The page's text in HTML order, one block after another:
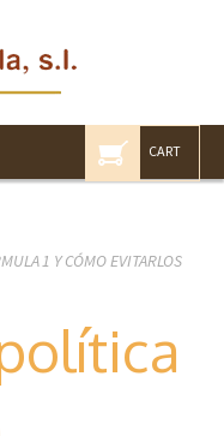
CART
1 Y CÓMO EVITARLOS